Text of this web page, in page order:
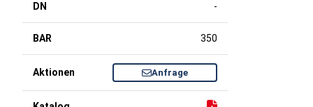
-
350
Anfrage